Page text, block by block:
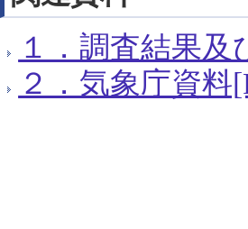
１．調査結果及
２．気象庁資料